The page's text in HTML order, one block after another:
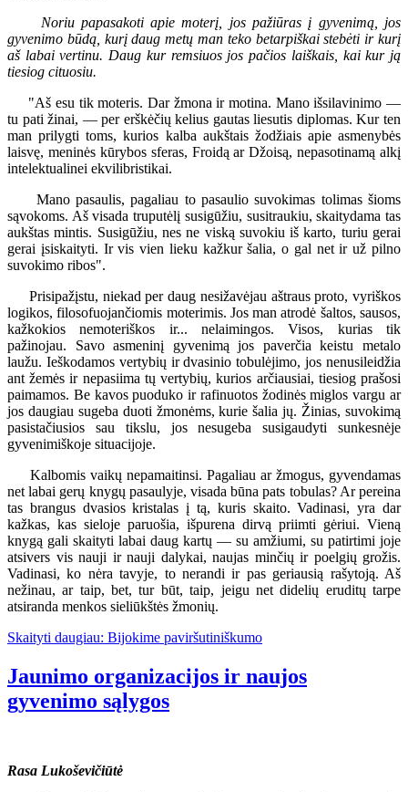
Noriu papasakoti apie moterį, jos pažiūras į gyvenimą, jos
gyvenimo būdą, kurį daug metų man teko betarpiškai stebėti ir kurį
aš labai vertinu. Daug kur remsiuos jos pačios laiškais, kai kur ją
tiesiog cituosiu.
"Aš esu tik moteris. Dar žmona ir motina. Mano išsilavinimo —
tu pati žinai, — per erškėčių kelius gautas liesutis diplomas. Kur ten
man prilygti toms, kurios kalba aukštais žodžiais apie asmenybės
laisvę, meninės kūrybos sferas, Froidą ar Džoisą, nepasotinamą alkį
intelektualinei ekvilibristikai.
Mano pasaulis, pagaliau to pasaulio suvokimas tolimas šioms
sąvokoms. Aš visada truputėlį susigūžiu, susitraukiu, skaitydama tas
aukštas mintis. Susigūžiu, nes ne viską suvokiu iš karto, turiu gerai
gerai įsiskaityti. Ir vis vien lieku kažkur šalia, o gal net ir už pilno
suvokimo ribos".
Prisipažįstu, niekad per daug nesižavėjau aštraus proto, vyriškos
logikos, filosofuojančiomis moterimis. Jos man atrodė šaltos, sausos,
kažkokios nemoteriškos ir... nelaimingos. Visos, kurias tik
pažinojau. Savo asmeninį gyvenimą jos paverčia keistu metalo
laužu. Ieškodamos vertybių ir dvasinio tobulėjimo, jos nenusileidžia
ant žemės ir nepasiima tų vertybių, kurios arčiausiai, tiesiog prašosi
paimamos. Be kavos puoduko ir rafinuotos žodinės miglos vargu ar
jos daugiau sugeba duoti žmonėms, kurie šalia jų. Žinias, suvokimą
pasistačiusios sau tikslu, jos nesugeba susigaudyti sunkesnėje
gyvenimiškoje situacijoje.
Kalbomis vaikų nepamaitinsi. Pagaliau ar žmogus, gyvendamas
net labai gerų knygų pasaulyje, visada būna pats tobulas? Ar pereina
tas brangus dvasios kristalas į tą, kuris skaito. Vadinasi, yra dar
kažkas, kas sieloje paruošia, išpurena dirvą priimti gėriui. Vieną
knygą gali skaityti labai daug kartų — su amžiumi, su patirtimi joje
atsivers vis nauji ir nauji dalykai, naujas minčių ir poelgių grožis.
Vadinasi, ko nėra tavyje, to nerandi ir pas geriausią rašytoją. Aš
nežinau, ar taip, bet, tur būt, taip, jeigu net didelių eruditų tarpe
atsiranda menkos sieliūkštės žmonių.
Skaityti daugiau: Bijokime paviršutiniškumo
Jaunimo organizacijos ir naujos
gyvenimo sąlygos
Rasa Lukoševičiūtė